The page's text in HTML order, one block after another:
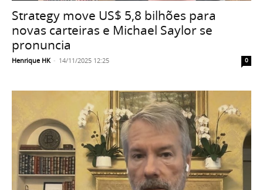
Strategy move US$ 5,8 bilhões para
novas carteiras e Michael Saylor se
pronuncia
Henrique HK - 14/11/2025 12:25 0